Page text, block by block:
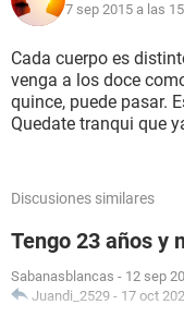
7 sep 2015 a las
Cada cuerpo es
venga a los doce
quince, puede pasar.
Quedate tranqui que
Discusiones similares
Tengo 23 años y
Sabanasblancas - 12 sep
Juandi_2529 - 17 oct